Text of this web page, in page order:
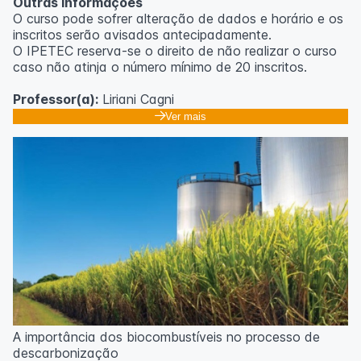
O curso pode sofrer alteração de dados e horário e os
inscritos serão avisados ​​antecipadamente.
O IPETEC reserva-se o direito de não realizar o curso
caso não atinja o número mínimo de 20 inscritos.
Professor(a): Liriani Cagni
Ver mais
A importância dos biocombustíveis no processo de
descarbonização